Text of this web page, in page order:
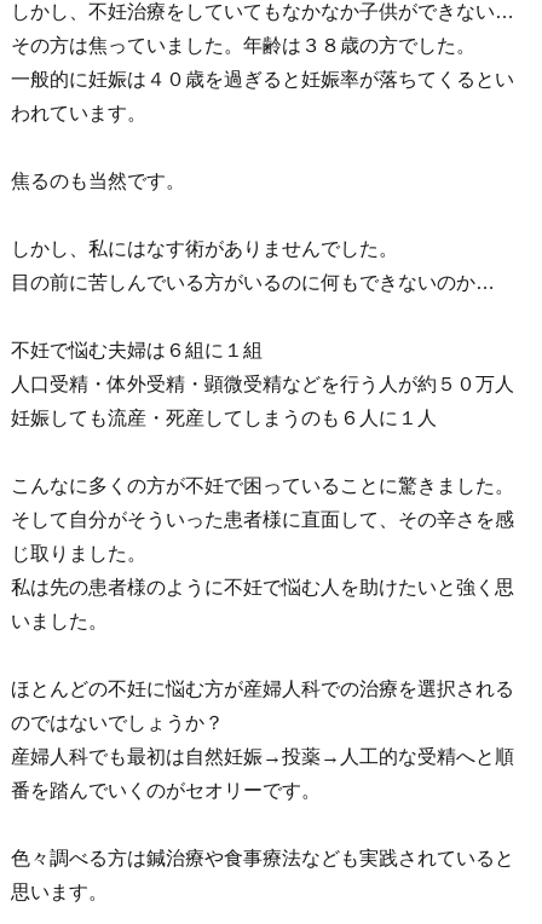
しかし、不妊治療をしていてもなかなか子供ができない…
その方は焦っていました。年齢は３８歳の方でした。
一般的に妊娠は４０歳を過ぎると妊娠率が落ちてくるとい
われています。
焦るのも当然です。
しかし、私にはなす術がありませんでした。
目の前に苦しんでいる方がいるのに何もできないのか…
不妊で悩む夫婦は６組に１組
人口受精・体外受精・顕微受精などを行う人が約５０万人
妊娠しても流産・死産してしまうのも６人に１人
こんなに多くの方が不妊で困っていることに驚きました。
そして自分がそういった患者様に直面して、その辛さを感
じ取りました。
私は先の患者様のように不妊で悩む人を助けたいと強く思
いました。
ほとんどの不妊に悩む方が産婦人科での治療を選択される
のではないでしょうか？
産婦人科でも最初は自然妊娠→投薬→人工的な受精へと順
番を踏んでいくのがセオリーです。
色々調べる方は鍼治療や食事療法なども実践されていると
思います。